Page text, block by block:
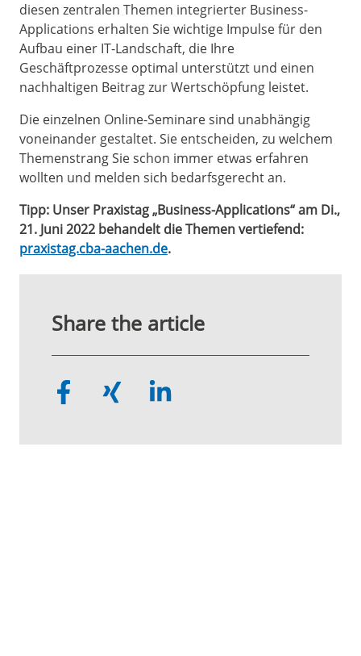
diesen zentralen Themen integrierter Business-
Applications erhalten Sie wichtige Impulse für den
Aufbau einer IT-Landschaft, die Ihre
Geschäftprozesse optimal unterstützt und einen
nachhaltigen Beitrag zur Wertschöpfung leistet.
Die einzelnen Online-Seminare sind unabhängig
voneinander gestaltet. Sie entscheiden, zu welchem
Themenstrang Sie schon immer etwas erfahren
wollten und melden sich bedarfsgerecht an.
Tipp: Unser Praxistag „Business-Applications“ am Di.,
21. Juni 2022 behandelt die Themen vertiefend:
praxistag.cba-aachen.de.
Share the article